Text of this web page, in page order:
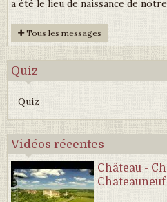
a été le lieu de naissance de
Tous les messages
Quiz
Quiz
Vidéos récentes
Château -